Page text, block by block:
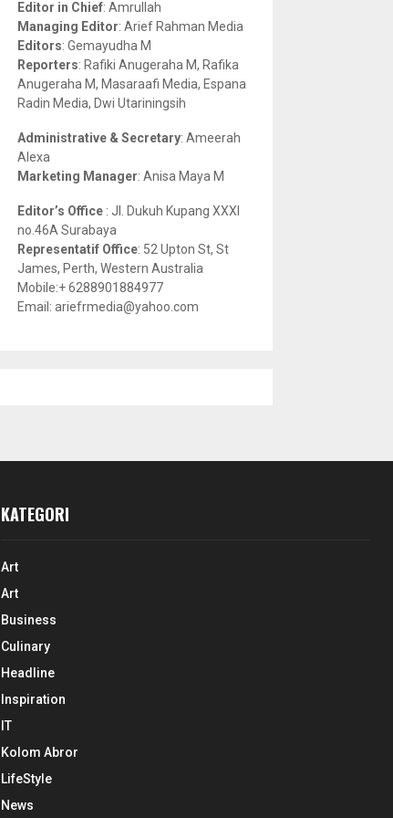
r
:
R
H
Editor in Chief: Amrullah
Managing Editor: Arief Rahman Media
Editors: Gemayudha M
Reporters: Rafiki Anugeraha M, Rafika
Anugeraha M, Masaraafi Media, Espana
Radin Media, Dwi Utariningsih
Administrative & Secretary: Ameerah
Alexa
Marketing Manager: Anisa Maya M
Editor’s Office : Jl. Dukuh Kupang XXXI
no.46A Surabaya
Representatif Office: 52 Upton St, St
James, Perth, Western Australia
Mobile:+ 6288901884977
Email: ariefrmedia@yahoo.com
KATEGORI
Art
Art
Business
Culinary
Headline
Inspiration
IT
Kolom Abror
LifeStyle
News